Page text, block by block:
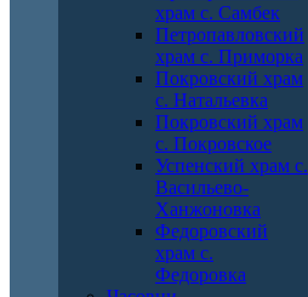
храм с. Самбек
Петропавловский
храм с. Приморка
Покровский храм
с. Натальевка
Покровский храм
с. Покровское
Успенский храм с.
Васильево-
Ханжоновка
Федоровский
храм с.
Федоровка